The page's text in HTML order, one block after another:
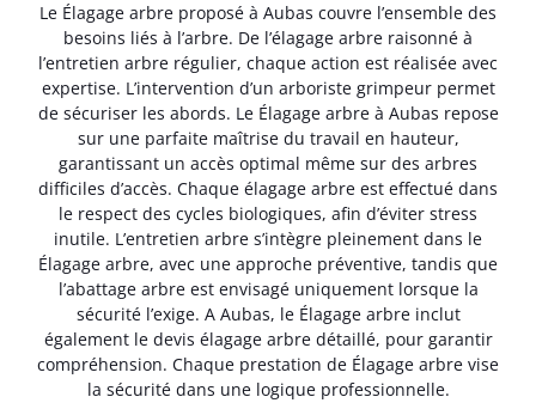
Le Élagage arbre proposé à Aubas couvre l’ensemble des
besoins liés à l’arbre. De l’élagage arbre raisonné à
l’entretien arbre régulier, chaque action est réalisée avec
expertise. L’intervention d’un arboriste grimpeur permet
de sécuriser les abords. Le Élagage arbre à Aubas repose
sur une parfaite maîtrise du travail en hauteur,
garantissant un accès optimal même sur des arbres
difficiles d’accès. Chaque élagage arbre est effectué dans
le respect des cycles biologiques, afin d’éviter stress
inutile. L’entretien arbre s’intègre pleinement dans le
Élagage arbre, avec une approche préventive, tandis que
l’abattage arbre est envisagé uniquement lorsque la
sécurité l’exige. A Aubas, le Élagage arbre inclut
également le devis élagage arbre détaillé, pour garantir
compréhension. Chaque prestation de Élagage arbre vise
la sécurité dans une logique professionnelle.